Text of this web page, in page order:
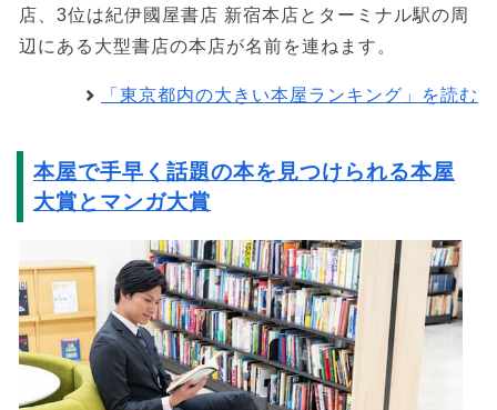
店、3位は紀伊國屋書店 新宿本店とターミナル駅の周
辺にある大型書店の本店が名前を連ねます。
「東京都内の大きい本屋ランキング」を読む
本屋で手早く話題の本を見つけられる本屋
大賞とマンガ大賞